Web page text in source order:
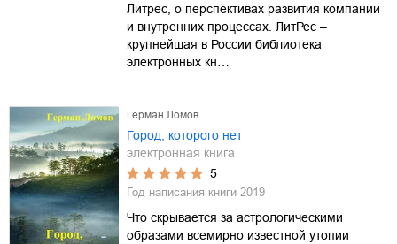
Литрес, о перспективах развития компании
и внутренних процессах. ЛитРес –
крупнейшая в России библиотека
электронных кн…
Герман Ломов
Город, которого нет
электронная книга
5
Год написания книги 2019
Что скрывается за астрологическими
образами всемирно известной утопии